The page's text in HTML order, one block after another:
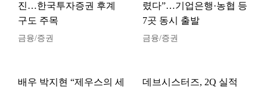
진…한국투자증권 후계
구도 주목
금융/증권
렸다”…기업은행·농협 등
7곳 동시 출발
금융/증권
배우 박지현 “제우스의 세
데브시스터즈, 2Q 실적